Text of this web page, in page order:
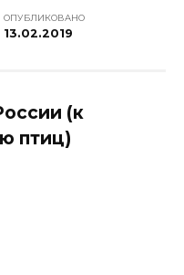
ОПУБЛИКОВАНО
13.02.2019
(к
птиц)